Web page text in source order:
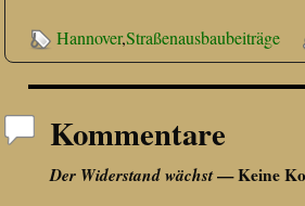
Hannover,Straßenausbaubeiträge
Kommentare
Der Widerstand wächst— Keine